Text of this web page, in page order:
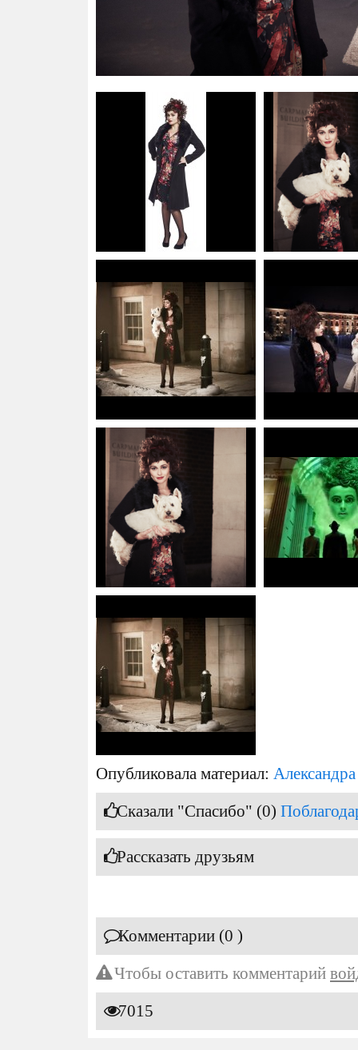
Опубликовала материал:
Сказали "Спасибо" (0)
Рассказать друзьям
Комментарии (0 )
Чтобы оставить комментарий
7015